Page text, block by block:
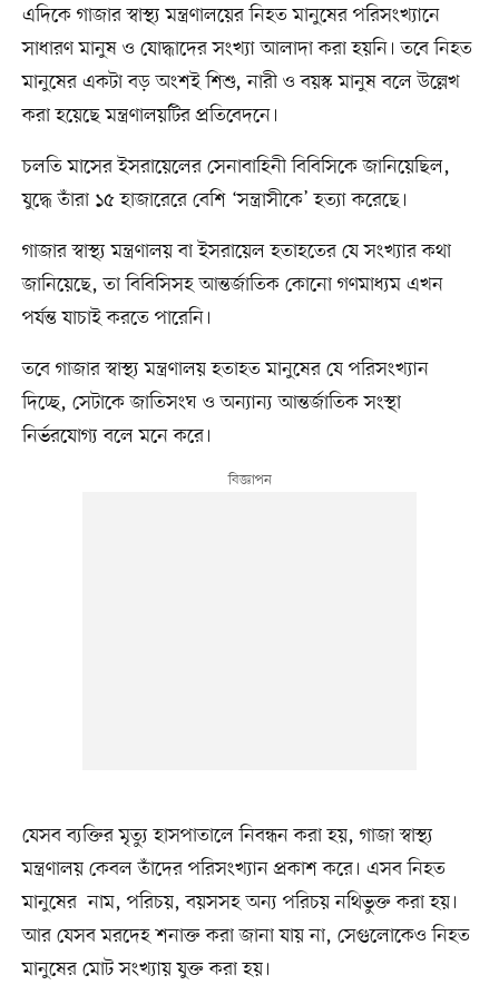
এদিকে গাজার স্বাস্থ্য মন্ত্রণালয়ের নিহত মানুষের পরিসংখ্যানে
সাধারণ মানুষ ও যোদ্ধাদের সংখ্যা আলাদা করা হয়নি। তবে নিহত
মানুষের একটা বড় অংশই শিশু, নারী ও বয়স্ক মানুষ বলে উল্লেখ
করা হয়েছে মন্ত্রণালয়টির প্রতিবেদনে।
চলতি মাসের ইসরায়েলের সেনাবাহিনী বিবিসিকে জানিয়েছিল,
যুদ্ধে তাঁরা ১৫ হাজারেরে বেশি ‘সন্ত্রাসীকে’ হত্যা করেছে।
গাজার স্বাস্থ্য মন্ত্রণালয় বা ইসরায়েল হতাহতের যে সংখ্যার কথা
জানিয়েছে, তা বিবিসিসহ আন্তর্জাতিক কোনো গণমাধ্যম এখন
পর্যন্ত যাচাই করতে পারেনি।
তবে গাজার স্বাস্থ্য মন্ত্রণালয় হতাহত মানুষের যে পরিসংখ্যান
দিচ্ছে, সেটাকে জাতিসংঘ ও অন্যান্য আন্তর্জাতিক সংস্থা
নির্ভরযোগ্য বলে মনে করে।
যেসব ব্যক্তির মৃত্যু হাসপাতালে নিবন্ধন করা হয়, গাজা স্বাস্থ্য
মন্ত্রণালয় কেবল তাঁদের পরিসংখ্যান প্রকাশ করে। এসব নিহত
মানুষের নাম, পরিচয়, বয়সসহ অন্য পরিচয় নথিভুক্ত করা হয়।
আর যেসব মরদেহ শনাক্ত করা জানা যায় না, সেগুলোকেও নিহত
মানুষের মোট সংখ্যায় যুক্ত করা হয়।